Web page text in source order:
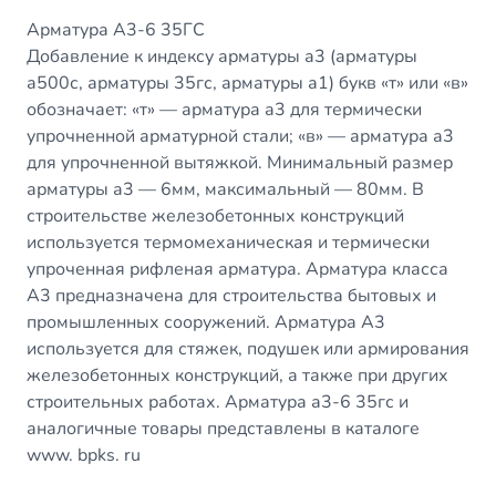
Арматура А3-6 35ГС
Добавление к индексу арматуры а3 (арматуры
а500с, арматуры 35гс, арматуры а1) букв «т» или «в»
обозначает: «т» — арматура а3 для термически
упрочненной арматурной стали; «в» — арматура а3
для упрочненной вытяжкой. Минимальный размер
арматуры а3 — 6мм, максимальный — 80мм. В
строительстве железобетонных конструкций
используется термомеханическая и термически
упроченная рифленая арматура. Арматура класса
А3 предназначена для строительства бытовых и
промышленных сооружений. Арматура А3
используется для стяжек, подушек или армирования
железобетонных конструкций, а также при других
строительных работах. Арматура а3-6 35гс и
аналогичные товары представлены в каталоге
www. bpks. ru